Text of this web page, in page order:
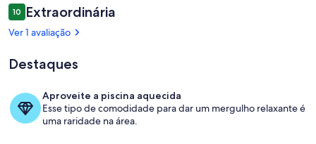
Arara
RJ
Piscina
Avaliações
1010 de 10
Extraordinária
Ver 1 avaliação
Destaques
Aproveite a piscina aquecida
Esse tipo de comodidade para dar um mergulho relaxante é
uma raridade na área.